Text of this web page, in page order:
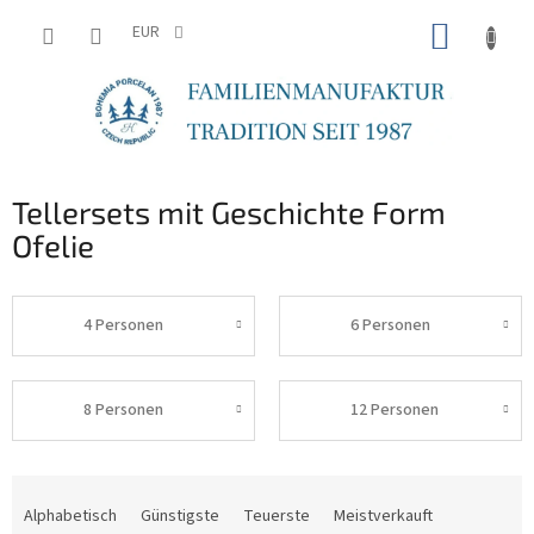
EUR
Tellersets mit Geschichte Form
Ofelie
4 Personen 6 Personen
8 Personen 12 Personen
Alphabetisch Günstigste Teuerste Meistverkauft